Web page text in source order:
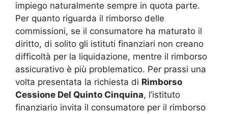
impiego naturalmente sempre in quota parte.
Per quanto riguarda il rimborso delle
commissioni, se il consumatore ha maturato il
diritto, di solito gli istituti finanziari non creano
difficoltà per la liquidazione, mentre il rimborso
assicurativo è più problematico. Per prassi una
volta presentata la richiesta di Rimborso
Cessione Del Quinto Cinquina, l’istituto
finanziario invita il consumatore per il rimborso